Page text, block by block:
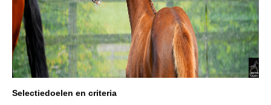
Selectiedoelen en criteria